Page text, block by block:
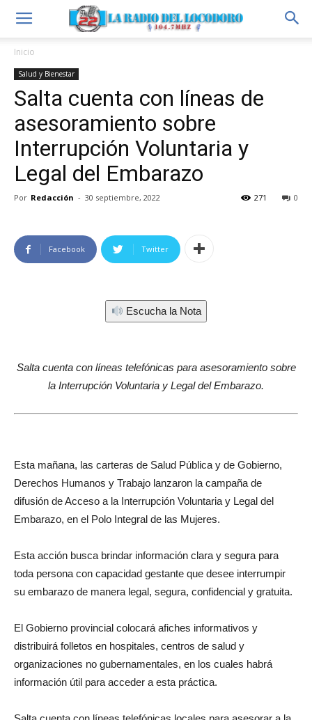
Inicio
Salud y Bienestar
Salta cuenta con líneas de
asesoramiento sobre
Interrupción Voluntaria y
Legal del Embarazo
Por Redacción - 30 septiembre, 2022 0
271
Facebook Twitter
Escucha la Nota
Salta cuenta con líneas telefónicas para asesoramiento sobre
la Interrupción Voluntaria y Legal del Embarazo.
Esta mañana, las carteras de Salud Pública y de Gobierno,
Derechos Humanos y Trabajo lanzaron la campaña de
difusión de Acceso a la Interrupción Voluntaria y Legal del
Embarazo, en el Polo Integral de las Mujeres.
Esta acción busca brindar información clara y segura para
toda persona con capacidad gestante que desee interrumpir
su embarazo de manera legal, segura, confidencial y gratuita.
El Gobierno provincial colocará afiches informativos y
distribuirá folletos en hospitales, centros de salud y
organizaciones no gubernamentales, en los cuales habrá
información útil para acceder a esta práctica.